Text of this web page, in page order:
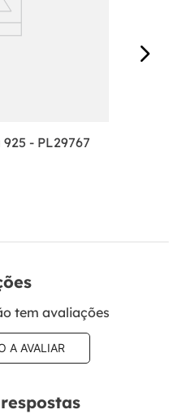
- PL29767
tem avaliações
A AVALIAR